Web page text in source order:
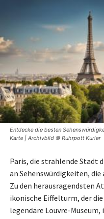
Entdecke die besten
Karte | Archivbild © Ruhrpott Kurier
Paris, die strahlende Stadt
an Sehenswürdigkeiten,
Zu den herausragendsten
ikonische Eiffelturm, der
legendäre Louvre-Museum,